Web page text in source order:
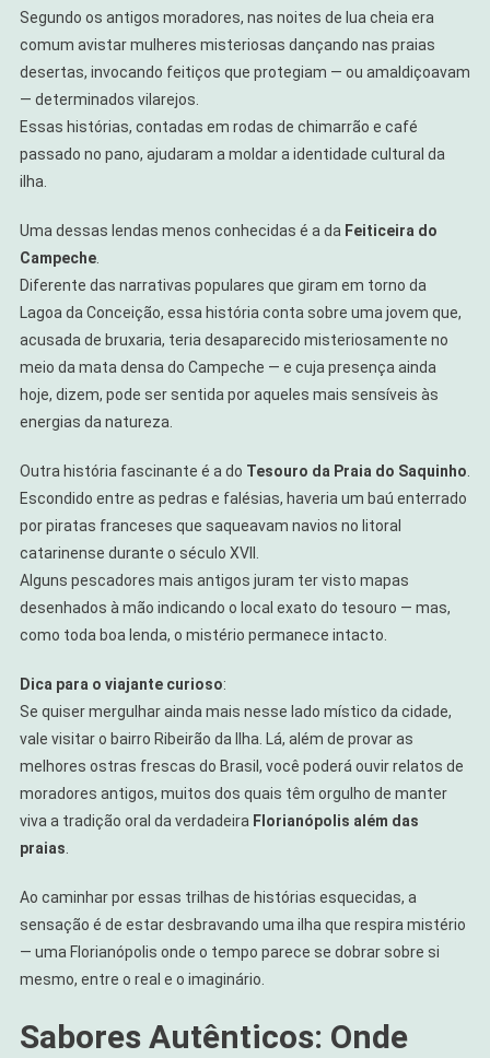
Segundo os antigos moradores, nas noites de lua cheia era
comum avistar mulheres misteriosas dançando nas praias
desertas, invocando feitiços que protegiam — ou amaldiçoavam
— determinados vilarejos.
Essas histórias, contadas em rodas de chimarrão e café
passado no pano, ajudaram a moldar a identidade cultural da
ilha.
Uma dessas lendas menos conhecidas é a da Feiticeira do
Campeche.
Diferente das narrativas populares que giram em torno da
Lagoa da Conceição, essa história conta sobre uma jovem que,
acusada de bruxaria, teria desaparecido misteriosamente no
meio da mata densa do Campeche — e cuja presença ainda
hoje, dizem, pode ser sentida por aqueles mais sensíveis às
energias da natureza.
Outra história fascinante é a do Tesouro da Praia do Saquinho
Escondido entre as pedras e falésias, haveria um baú enterrado
por piratas franceses que saqueavam navios no litoral
catarinense durante o século XVII.
Alguns pescadores mais antigos juram ter visto mapas
desenhados à mão indicando o local exato do tesouro — mas,
como toda boa lenda, o mistério permanece intacto.
Dica para o viajante curioso:
Se quiser mergulhar ainda mais nesse lado místico da cidade,
vale visitar o bairro Ribeirão da Ilha. Lá, além de provar as
melhores ostras frescas do Brasil, você poderá ouvir relatos de
moradores antigos, muitos dos quais têm orgulho de manter
viva a tradição oral da verdadeira Florianópolis além das
praias
Ao caminhar por essas trilhas de histórias esquecidas, a
sensação é de estar desbravando uma ilha que respira mistério
— uma Florianópolis onde o tempo parece se dobrar sobre si
mesmo, entre o real e o imaginário.
Sabores Autênticos: Onde